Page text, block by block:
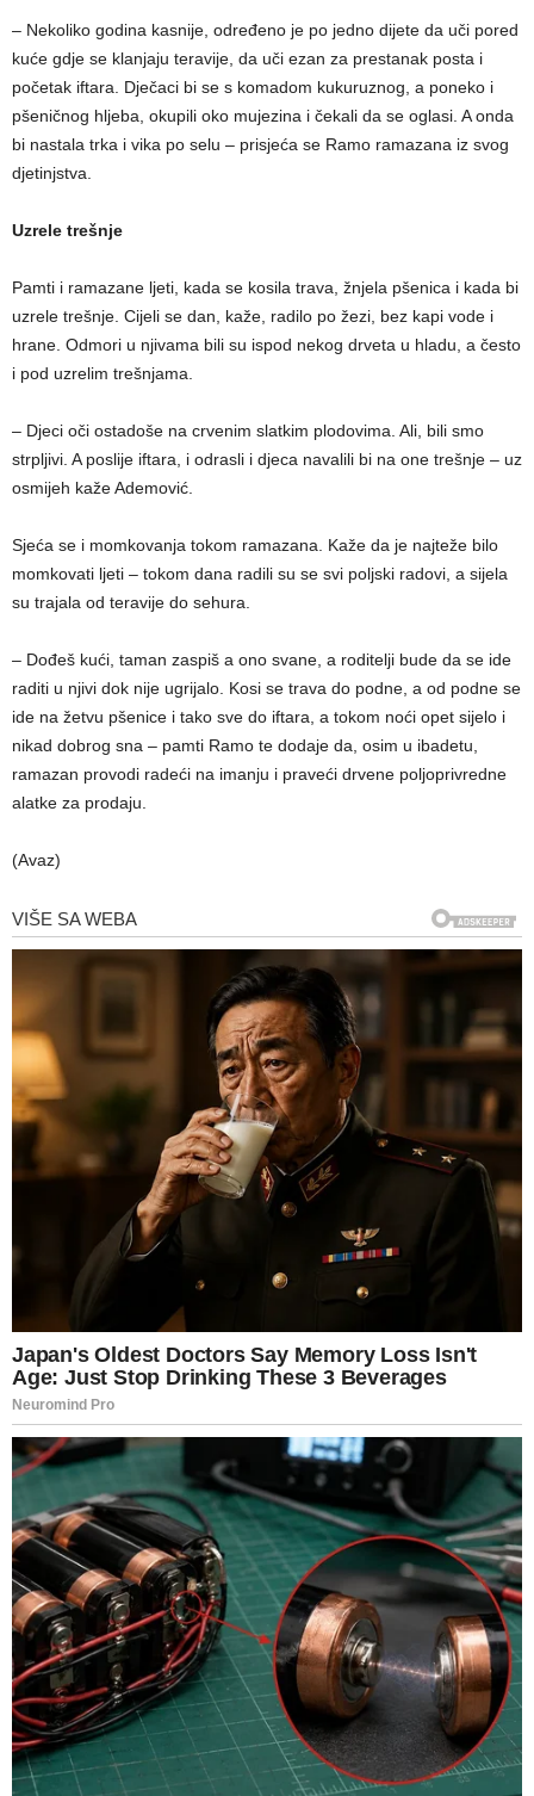
– Nekoliko godina kasnije, određeno je po jedno dijete da uči pored
kuće gdje se klanjaju teravije, da uči ezan za prestanak posta i
početak iftara. Dječaci bi se s komadom kukuruznog, a poneko i
pšeničnog hljeba, okupili oko mujezina i čekali da se oglasi. A onda
bi nastala trka i vika po selu – prisjeća se Ramo ramazana iz svog
djetinjstva.
Uzrele trešnje
Pamti i ramazane ljeti, kada se kosila trava, žnjela pšenica i kada bi
uzrele trešnje. Cijeli se dan, kaže, radilo po žezi, bez kapi vode i
hrane. Odmori u njivama bili su ispod nekog drveta u hladu, a često
i pod uzrelim trešnjama.
– Djeci oči ostadoše na crvenim slatkim plodovima. Ali, bili smo
strpljivi. A poslije iftara, i odrasli i djeca navalili bi na one trešnje – uz
osmijeh kaže Ademović.
Sjeća se i momkovanja tokom ramazana. Kaže da je najteže bilo
momkovati ljeti – tokom dana radili su se svi poljski radovi, a sijela
su trajala od teravije do sehura.
– Dođeš kući, taman zaspiš a ono svane, a roditelji bude da se ide
raditi u njivi dok nije ugrijalo. Kosi se trava do podne, a od podne se
ide na žetvu pšenice i tako sve do iftara, a tokom noći opet sijelo i
nikad dobrog sna – pamti Ramo te dodaje da, osim u ibadetu,
ramazan provodi radeći na imanju i praveći drvene poljoprivredne
alatke za prodaju.
(Avaz)